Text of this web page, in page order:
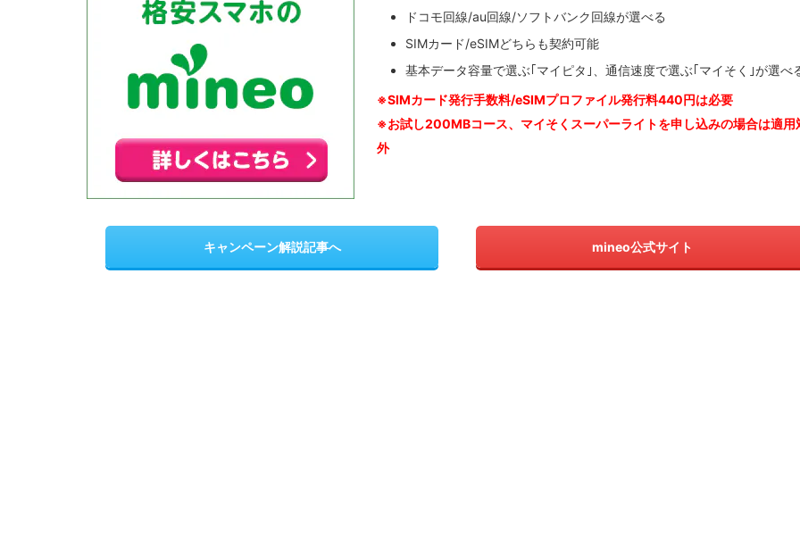
ドコモ回線/au回線/ソフトバンク回線が選べる
SIMカード/eSIMどちらも契約可能
基本データ容量で選ぶ｢マイピタ｣、通信速度で選ぶ｢マイそく｣が選べ
※SIMカード発行手数料/eSIMプロファイル発行料440円は必要
※お試し200MBコース、マイそくスーパーライトを申し込みの場合は適用
外
キャンペーン解説記事へ mineo公式サイト